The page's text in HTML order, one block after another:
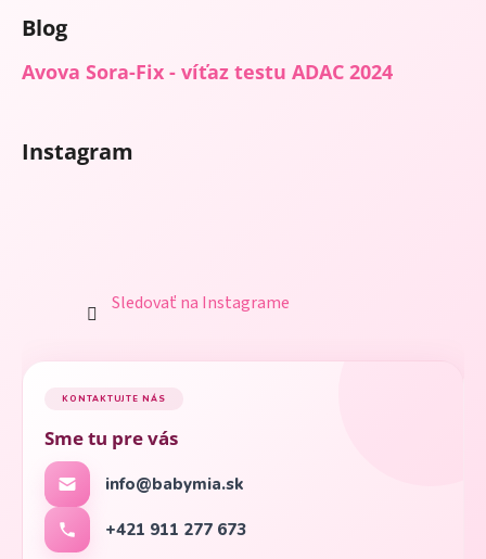
Blog
Avova Sora-Fix - víťaz testu ADAC 2024
Instagram
Sledovať na Instagrame
KONTAKTUJTE NÁS
Sme tu pre vás
info@babymia.sk
+421 911 277 673